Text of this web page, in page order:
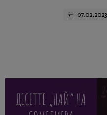
07.02.2023